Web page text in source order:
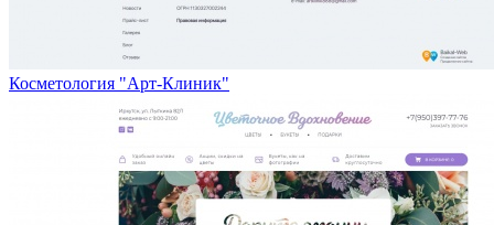
Косметология "Арт-Клиник"